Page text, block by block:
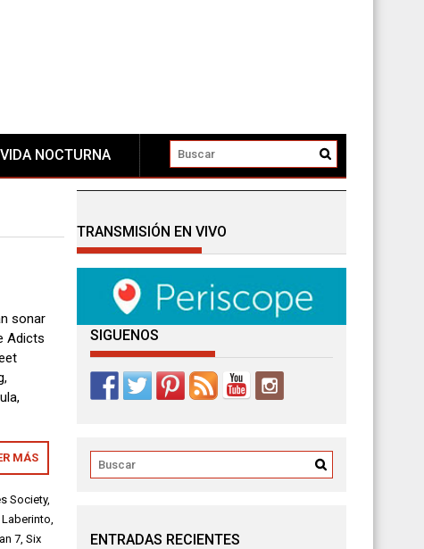
VIDA NOCTURNA
sonar
Adicts
MÁS
Society,
Laberinto,
7, Six
TRANSMISIÓN EN VIVO
SIGUENOS
ENTRADAS RECIENTES